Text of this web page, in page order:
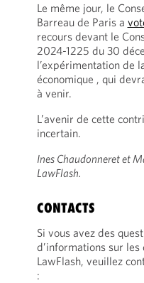
Le même jour, le
Barreau de Paris a
recours devant le
2024-1225 du 30
l’expérimentation de
économique , qui
à venir.
L’avenir de cette
incertain.
Ines Chaudonneret et
LawFlash.
CONTACTS
Si vous avez des
d’informations sur les
LawFlash, veuillez
: